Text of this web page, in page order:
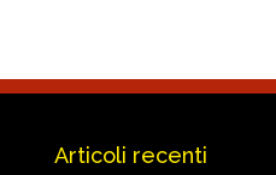
Articoli recenti